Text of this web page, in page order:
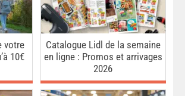
votre
10€
Catalogue Lidl de la semaine
en ligne : Promos et arrivages
2026